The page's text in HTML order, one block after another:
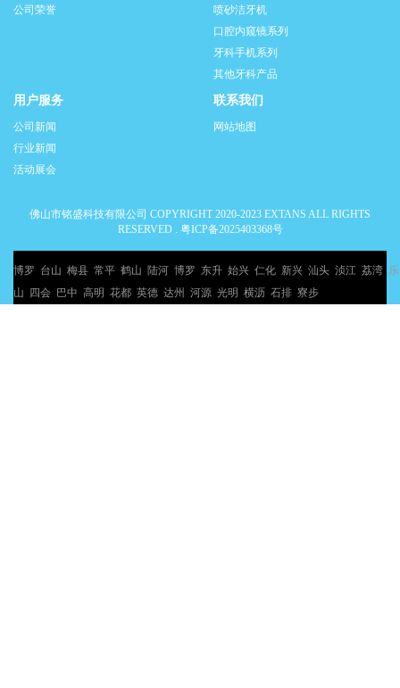
公司荣誉
喷砂洁牙机
口腔内窥镜系列
牙科手机系列
其他牙科产品
用户服务
公司新闻
行业新闻
活动展会
联系我们
网站地图
佛山市铭盛科技有限公司 COPYRIGHT 2020-2023 EXTANS ALL RIGHTS
RESERVED . 粤ICP备2025403368号
博罗 台山 梅县 常平 鹤山 陆河 博罗 东升 始兴 仁化 新兴 汕头 浈江 荔湾
山
四会 巴中 高明 花都 英德 达州 河源 光明 横沥 石排 寮步